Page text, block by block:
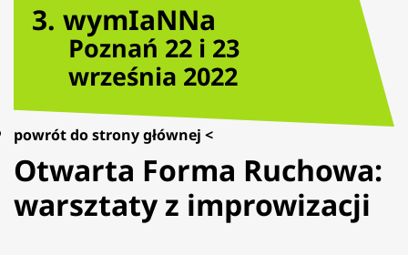
3. wymIaNNa
Poznań 22 i 23
września 2022
powrót do strony głównej <
Otwarta Forma Ruchowa:
warsztaty z improwizacji